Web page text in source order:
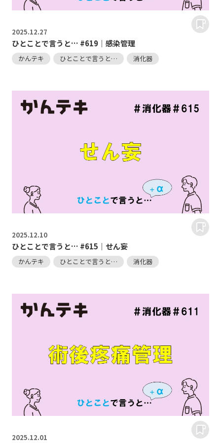
2025.12.27
ひとことで言うと… #619｜感染管理
かんテキ ひとことで言うと… 消化器
2025.12.10
ひとことで言うと… #615｜せん妄
かんテキ ひとことで言うと… 消化器
2025.12.01